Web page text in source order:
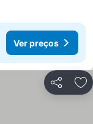
Ver preços
Partilhar